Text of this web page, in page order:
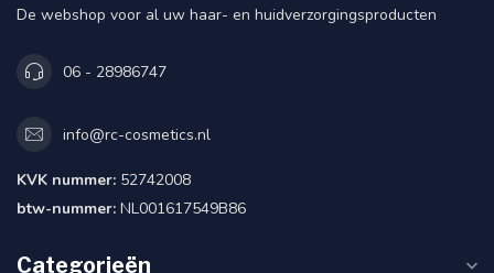
De webshop voor al uw haar- en huidverzorgingsproducten
06 - 28986747
info@rc-cosmetics.nl
KVK nummer: 52742008
btw-nummer: NL001617549B86
Categorieën